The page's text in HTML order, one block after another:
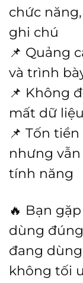
chức
ghi chú
📌 Quảng
và trình
📌 Không
mất dữ
📌 Tốn
nhưng
tính năng
🔥 Bạn
dùng
đang
không tối